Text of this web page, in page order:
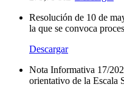
Resolución de 10 de
la que se convoca
Descargar
Nota Informativa 17/
orientativo de la Escala